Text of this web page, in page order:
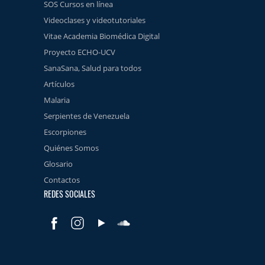
SOS Cursos en línea
Videoclases y videotutoriales
Vitae Academia Biomédica Digital
Proyecto ECHO-UCV
SanaSana, Salud para todos
Artículos
Malaria
Serpientes de Venezuela
Escorpiones
Quiénes Somos
Glosario
Contactos
REDES SOCIALES